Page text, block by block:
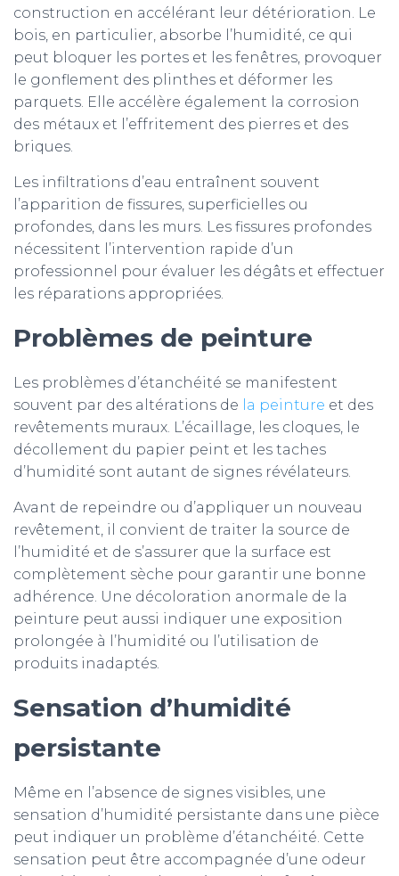
construction en accélérant leur détérioration. Le
bois, en particulier, absorbe l’humidité, ce qui
peut bloquer les portes et les fenêtres, provoquer
le gonflement des plinthes et déformer les
parquets. Elle accélère également la corrosion
des métaux et l’effritement des pierres et des
briques.
Les infiltrations d’eau entraînent souvent
l’apparition de fissures, superficielles ou
profondes, dans les murs. Les fissures profondes
nécessitent l’intervention rapide d’un
professionnel pour évaluer les dégâts et effectuer
les réparations appropriées.
Problèmes de peinture
Les problèmes d’étanchéité se manifestent
souvent par des altérations de la peinture et des
revêtements muraux. L’écaillage, les cloques, le
décollement du papier peint et les taches
d’humidité sont autant de signes révélateurs.
Avant de repeindre ou d’appliquer un nouveau
revêtement, il convient de traiter la source de
l’humidité et de s’assurer que la surface est
complètement sèche pour garantir une bonne
adhérence. Une décoloration anormale de la
peinture peut aussi indiquer une exposition
prolongée à l’humidité ou l’utilisation de
produits inadaptés.
Sensation d’humidité
persistante
Même en l’absence de signes visibles, une
sensation d’humidité persistante dans une pièce
peut indiquer un problème d’étanchéité. Cette
sensation peut être accompagnée d’une odeur